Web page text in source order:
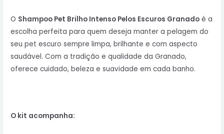
O Shampoo Pet Brilho Intenso Pelos Escuros Granado é a
escolha perfeita para quem deseja manter a pelagem do
seu pet escuro sempre limpa, brilhante e com aspecto
saudável. Com a tradição e qualidade da Granado,
oferece cuidado, beleza e suavidade em cada banho.
O kit acompanha: